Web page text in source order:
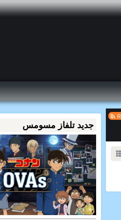
جديد تلفاز مسومس